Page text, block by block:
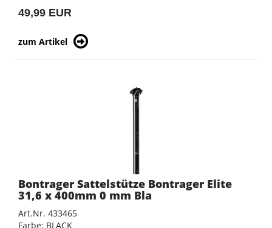
49,99 EUR
zum Artikel
Bontrager Sattelstütze Bontrager Elite
31,6 x 400mm 0 mm Bla
Art.Nr. 433465
Farbe: BLACK